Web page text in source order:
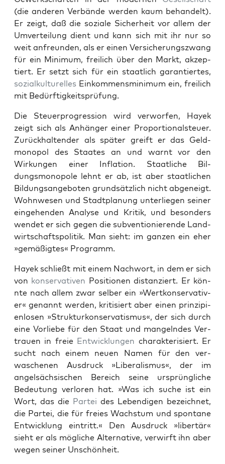
(die anderen Ver­bände wer­den kaum behan­delt).
Er zeigt, daß die soziale Sicher­heit vor allem der
Umverteilung dient und kann sich mit ihr nur so
weit anfre­un­den, als er einen Ver­sicherungszwang
für ein Min­i­mum, freilich über den Markt, akzep­
tiert. Er set­zt sich für ein staatlich garantiertes,
sozialkul­turelles Einkom­mensmin­i­mum ein, freilich
mit Bedürftigkeit­sprü­fung.
Die Steuer­pro­gres­sion wird ver­wor­fen, Hayek
zeigt sich als Anhänger ein­er Pro­por­tion­al­s­teuer.
Zurück­hal­tender als später greift er das Geld­
monopol des Staates an und warnt vor den
Wirkun­gen ein­er Infla­tion. Staatliche Bil­
dungsmono­pole lehnt er ab, ist aber staatlichen
Bil­dungsange­boten grund­sät­zlich nicht abgeneigt.
Wohn­we­sen und Stadt­pla­nung unter­liegen sein­er
einge­hen­den Analyse und Kri­tik, und beson­ders
wen­det er sich gegen die sub­ven­tion­ierende Land­
wirtschaft­spoli­tik. Man sieht: im ganzen ein eher
»gemäßigtes« Pro­gramm.
Hayek schließt mit einem Nach­wort, in dem er sich
von kon­ser­v­a­tiv­en Posi­tio­nen dis­tanziert. Er kön­
nte nach allem zwar sel­ber ein »Wertkon­ser­v­a­tiv­
er« genan­nt wer­den, kri­tisiert aber einen prinzip­i­
en­losen »Struk­turkon­ser­vatismus«, der sich durch
eine Vor­liebe für den Staat und man­gel­ndes Ver­
trauen in freie Entwick­lun­gen charak­ter­isiert. Er
sucht nach einem neuen Namen für den ver­
wasch­enen Aus­druck »Lib­er­al­is­mus«, der im
angel­säch­sis­chen Bere­ich seine ursprüngliche
Bedeu­tung ver­loren hat. »Was ich suche ist ein
Wort, das die Partei des Lebendi­gen beze­ich­net,
die Partei, die für freies Wach­s­tum und spon­tane
Entwick­lung ein­tritt.« Den Aus­druck »lib­ertär«
sieht er als mögliche Alter­na­tive, ver­wirft ihn aber
wegen sein­er Unschön­heit.